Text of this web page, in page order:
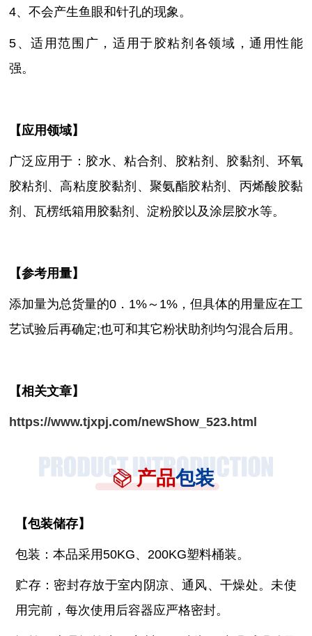
4、不会产生鱼眼和针孔的现象。
5、适用范围广，适用于胶粘剂各领域，通用性能
强。
【应用领域】
广泛应用于：胶水、粘合剂、胶粘剂、胶黏剂、环氧
胶粘剂、高粘度胶黏剂、聚氨酯胶粘剂、丙烯酸胶黏
剂、瓦楞纸箱用胶黏剂、淀粉胶以及涂层胶水等。
【参考用量】
添加量为总货量的0．1%～1%，但具体的用量应在工
艺试验后再确定;也可和其它粉状助剂均匀混合后用。
【相关文章】
https://www.tjxpj.com/newShow_523.html
产品包装
【包装储存】
包装：本品采用50KG、200KG塑料桶装。
贮存：密封存放于室内阴凉、通风、干燥处。未使
用完前，每次使用后容器应严格密封。